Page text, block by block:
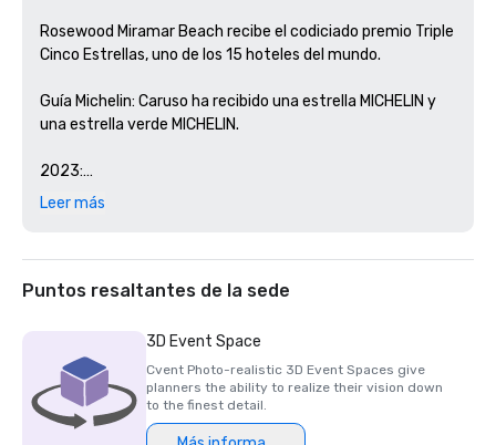
Rosewood Miramar Beach recibe el codiciado premio Triple
Cinco Estrellas, uno de los 15 hoteles del mundo.
Guía Michelin: Caruso ha recibido una estrella MICHELIN y
una estrella verde MICHELIN.
2023:
cinco estrellas y Sense, A Rosewood Spa, spa de cinco
estrellas por cuarto año consecutivo
Clasificación por estrellas de la Guía de viajes Forbes para
2022: Rosewood Miramar Beach es nombrado hotel de
cinco estrellas y Sense, A Rosewood Spa, spa de cinco
Leer más
Puntos resaltantes de la sede
3D Event Space
Cvent Photo-realistic 3D Event Spaces give
planners the ability to realize their vision down
to the finest detail.